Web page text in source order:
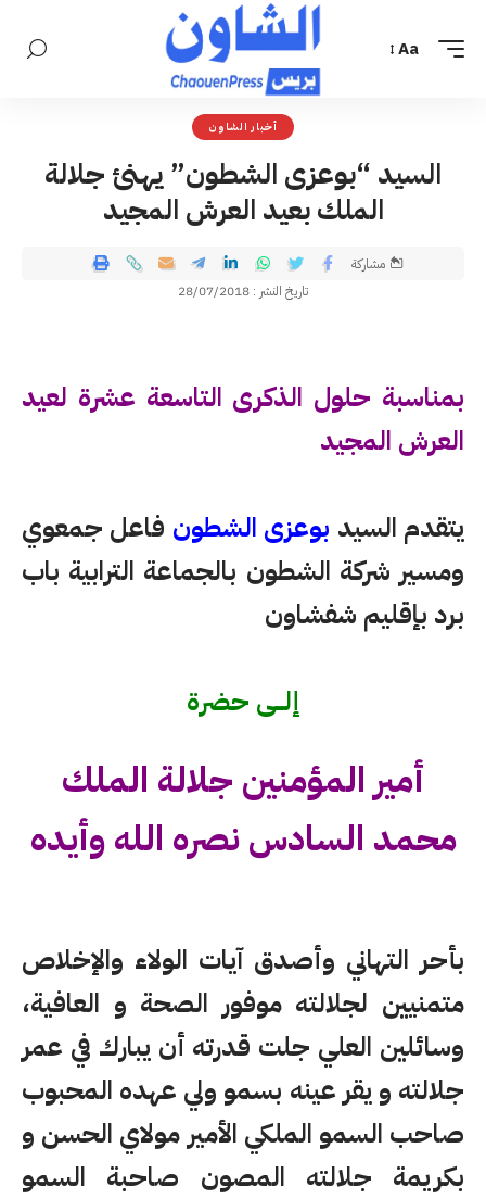
Aa
أخبار الشاون
السيد “بوعزى الشطون” يهنئ جلالة
الملك بعيد العرش المجيد
تاريخ النشر : 28/07/2018
مشاركة
بمناسبة حلول الذكرى التاسعة عشرة لعيد
العرش المجيد
يتقدم السيد بوعزى الشطون فاعل جمعوي
ومسير شركة الشطون بالجماعة الترابية باب
برد بإقليم شفشاون
إلــــى حضرة
أمير المؤمنين جلالة الملك
محمد السادس نصره الله وأيده
بأحر التهاني وأصدق آيات الولاء والإخلاص
متمنيين لجلالته موفور الصحة و العافية،
وسائلين العلي جلت قدرته أن يبارك في عمر
جلالته و يقر عينه بسمو ولي عهده المحبوب
صاحب السمو الملكي الأمير مولاي الحسن و
بكريمة جلالته المصون صاحبة السمو